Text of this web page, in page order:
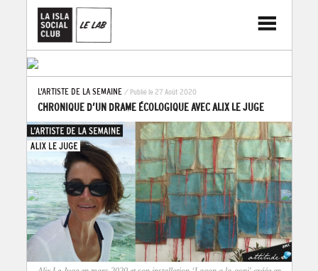
L'ARTISTE DE LA SEMAINE / Publié le 27 Août 2020
CHRONIQUE D’UN DRAME ÉCOLOGIQUE AVEC ALIX LE JUGE